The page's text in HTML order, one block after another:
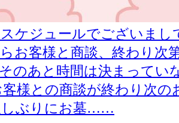
ケジュールでございまし
お客様と商談、終わり次
のあと時間は決まってい
様との商談が終わり次の
しぶりにお墓……